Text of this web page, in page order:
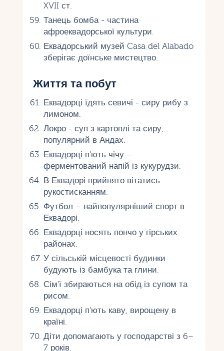
XVII ст.
Танець бомба - частина
афроеквадорської культури.
Еквадорський музей Casa del Alabado
зберігає доїнське мистецтво.
Життя та побут
Еквадорці їдять севичі - сиру рибу з
лимоном.
Локро - суп з картоплі та сиру,
популярний в Андах.
Еквадорці п'ють чічу —
ферментований напій із кукурудзи.
В Еквадорі прийнято вітатись
рукостисканням.
Футбол – найпопулярніший спорт в
Еквадорі.
Еквадорці носять пончо у гірських
районах.
У сільській місцевості будинки
будують із бамбука та глини.
Сім'ї збираються на обід із супом та
рисом.
Еквадорці п'ють каву, вирощену в
країні.
Діти допомагають у господарстві з 6–
7 років.